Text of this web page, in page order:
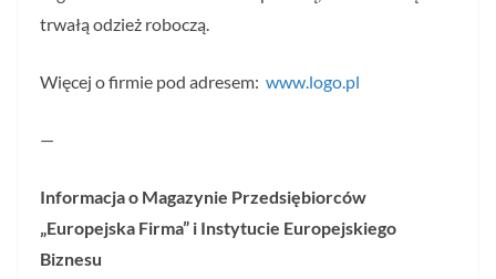
trwałą odzież roboczą.
Więcej o firmie pod adresem: www.logo.pl
—
Informacja o Magazynie Przedsiębiorców
„Europejska Firma” i Instytucie Europejskiego
Biznesu